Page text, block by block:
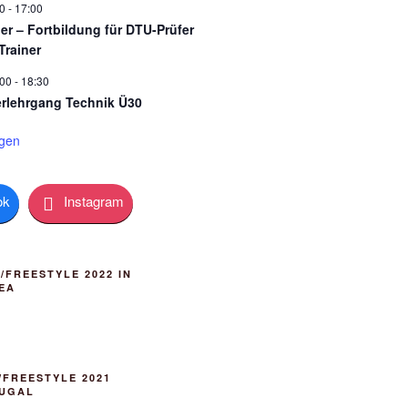
- 17:00
– Fortbildung für DTU-Prüfer
- 18:30
Technik Ü30
Instagram
FREESTYLE 2022 IN
2021